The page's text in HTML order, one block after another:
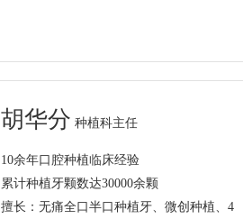
胡华分 种植科主任
10余年口腔种植临床经验
累计种植牙颗数达30000余颗
擅长：无痛全口半口种植牙、微创种植、4